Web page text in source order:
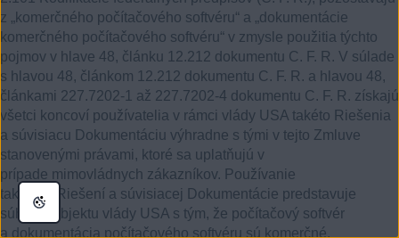
z „komerčného počítačového softvéru“ a „dokumentácie
komerčného počítačového softvéru“ v zmysle použitia týchto
pojmov v hlave 48, článku 12.212 dokumentu C. F. R. V súlade
s hlavou 48, článkom 12.212 dokumentu C. F. R. a hlavou 48,
článkami 227.7202-1 až 227.7202-4 dokumentu C. F. R. získajú
všetci koncoví používatelia v rámci vlády USA takéto Riešenia
a súvisiacu Dokumentáciu výhradne s tými v tejto Zmluve
stanovenými právami, ktoré sa uplatňujú v
prípade mimovládnych zákazníkov. Používanie
takýchto Riešení a súvisiacej Dokumentácie predstavuje
súhlas subjektu vlády USA s tým, že počítačový softvér
a dokumentácia počítačového softvéru sú komerčné,